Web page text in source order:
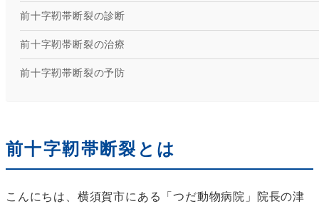
前十字靭帯断裂の診断
前十字靭帯断裂の治療
前十字靭帯断裂の予防
前十字靭帯断裂とは
こんにちは、横須賀市にある「つだ動物病院」院長の津